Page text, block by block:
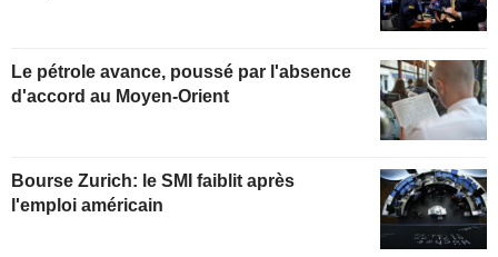
Le pétrole avance, poussé par l'absence
d'accord au Moyen-Orient
Bourse Zurich: le SMI faiblit après
l'emploi américain